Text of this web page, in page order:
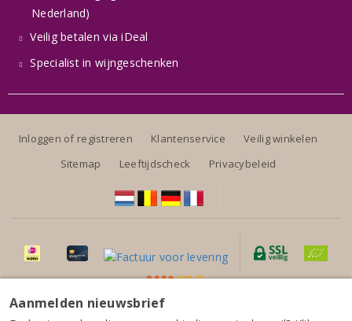
Nederland)
Veilig betalen via iDeal
Specialist in wijngeschenken
Inloggen of registreren Klantenservice
Veilig winkelen
Sitemap
Leeftijdscheck Privacybeleid
Aanmelden nieuwsbrief